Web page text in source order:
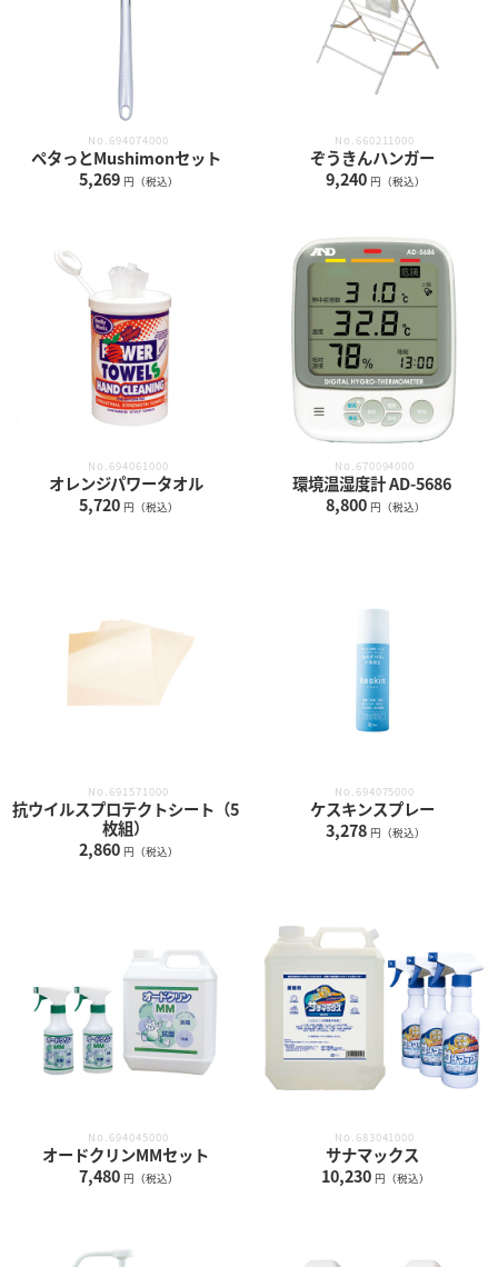
No.694074000
ペタっとMushimonセット
5,269 円（税込）
No.660211000
ぞうきんハンガー
9,240 円（税込）
No.694061000
オレンジパワータオル
5,720 円（税込）
No.670094000
環境温湿度計 AD-5686
8,800 円（税込）
No.691571000
抗ウイルスプロテクトシート（5
枚組）
2,860 円（税込）
No.694075000
ケスキンスプレー
3,278 円（税込）
No.694045000
オードクリンMMセット
7,480 円（税込）
No.683041000
サナマックス
10,230 円（税込）